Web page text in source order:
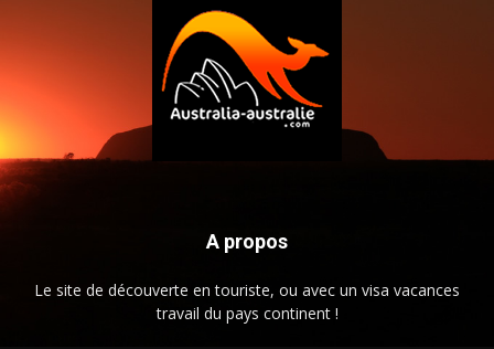
A propos
Le site de découverte en touriste, ou avec un visa vacances
travail du pays continent !